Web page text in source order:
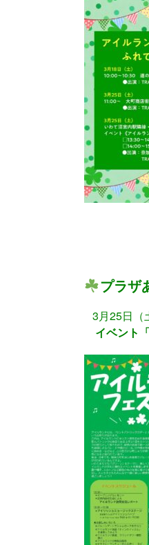
プラザ
3月25日
イベント